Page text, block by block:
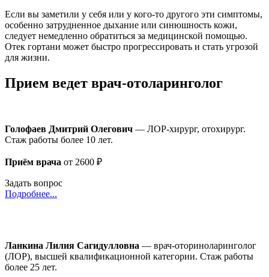
Если вы заметили у себя или у кого-то другого эти симптомы,
особенно затрудненное дыхание или синюшность кожи,
следует немедленно обратиться за медицинской помощью.
Отек гортани может быстро прогрессировать и стать угрозой
для жизни.
Прием ведет врач-отоларинголог
Голофаев Дмитрий Олегович — ЛОР-хирург, отохирург.
Стаж работы более 10 лет.
Приём врача от 2600 ₽
Задать вопрос
Подробнее...
Ланкина Лилия Сагидулловна — врач-оториноларинголог
(ЛОР), высшей квалификационной категории. Стаж работы
более 25 лет.